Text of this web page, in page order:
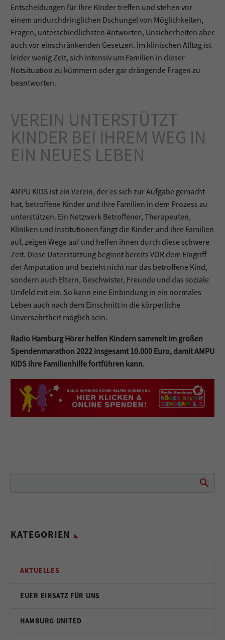
Entscheidungen für Ihre Kinder treffen und stehen vor
einem undurchdringlichen Dschungel von Möglichkeiten,
Fragen, unterschiedlichsten Antworten, Unsicherheiten aber
auch vor einschränkenden Gesetzen. Im klinischen Alltag ist
leider wenig Zeit, sich intensiv um Familien in dieser
Notsituation zu kümmern oder gar drängende Fragen zu
beantworten.
VEREIN UNTERSTÜTZT
KINDER BEI IHREM WEG IN
EIN NEUES LEBEN
AMPU KIDS ist ein Verein, der es sich zur Aufgabe gemacht
hat, betroffene Kinder und ihre Familien in dem Prozess zu
unterstützen. Ein Netzwerk Betroffener, Therapeuten,
Kliniken und Institutionen fängt die Kinder und ihre Familien
auf, zeigen Wege auf und helfen ihnen durch diese schwere
Zeit. Diese Unterstützung beginnt bereits VOR dem Eingriff
der Amputation und bezieht nicht nur das betroffene Kind,
sondern auch Eltern, Geschwister, Freunde und das soziale
Umfeld mit ein. So kann eine Einbindung in ein normales
Leben auch nach dem Einschnitt in die körperliche
Unversehrtheit möglich sein.
Radio Hamburg Hörer helfen Kindern sammelt im großen
Spendenmarathon 2022 insgesamt 10.000 Euro, damit AMPU
KIDS ihre Familienhilfe fortführen kann.
KATEGORIEN
AKTUELLES
EUER EINSATZ FÜR UNS
HAMBURG UNITED